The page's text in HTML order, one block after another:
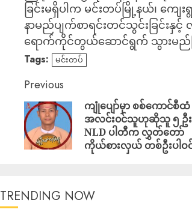
ခြင်းမရှိပါက မင်းတပ်မြို့နယ်၊ ကျေး
နာမည်ပျက်စာရင်းတင်သွင်းခြင်းနှင့်
ရောက်ကိုင်တွယ်ဆောင်ရွက် သွားမည်
Tags: မင်းတပ်
Previous
ကျုံပျော်မှာ စစ်ကောင်စီထံ
အလင်း၀င်သူဟုဆိုသူ ၅ ဦး
NLD ပါတီက လွှတ်တော်
ကိုယ်စားလှယ် တစ်ဦးပါဝ
TRENDING NOW